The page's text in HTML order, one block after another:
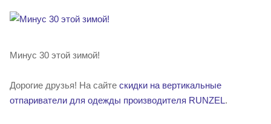
Минус 30 этой зимой!
Дорогие друзья! На сайте скидки на вертикальные
отпариватели для одежды производителя RUNZEL.